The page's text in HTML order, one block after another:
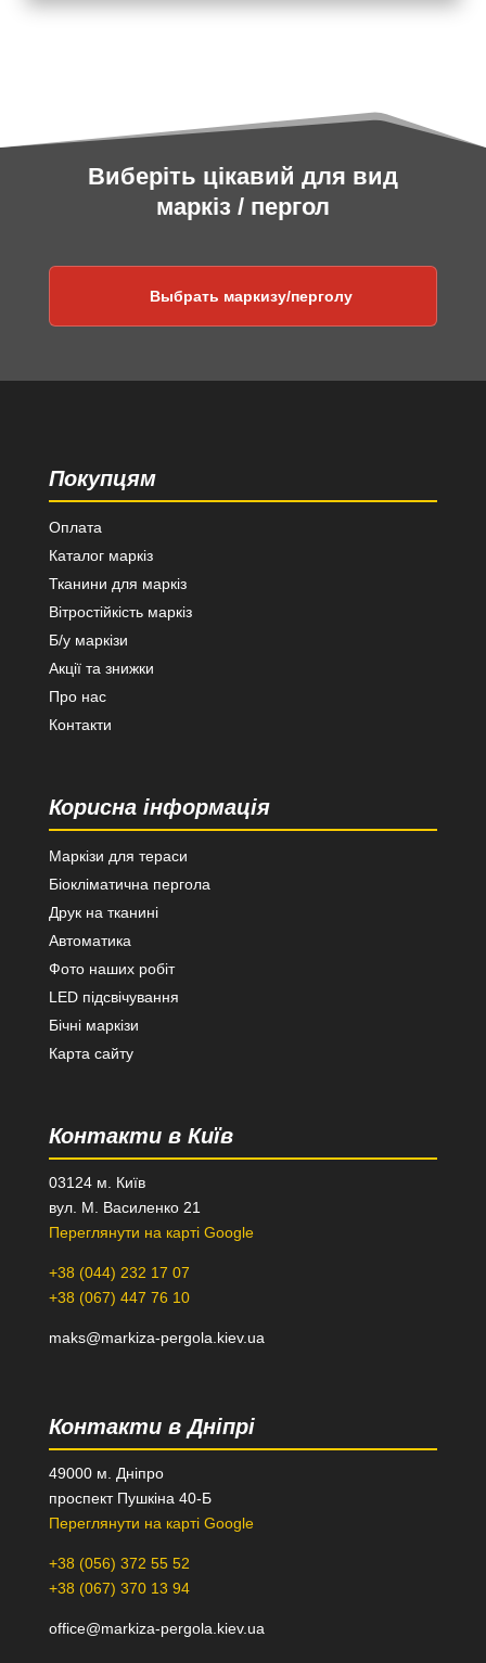
Виберіть цікавий для вид
маркіз / пергол
Выбрать маркизу/перголу
Покупцям
Оплата
Каталог маркіз
Тканини для маркіз
Вітростійкість маркіз
Б/у маркізи
Акції та знижки
Про нас
Контакти
Корисна інформація
Маркізи для тераси
Біокліматична пергола
Друк на тканині
Автоматика
Фото наших робіт
LED підсвічування
Бічні маркізи
Карта сайту
Контакти в Київ
03124 м. Київ
вул. М. Василенко 21
Переглянути на карті Google
+38 (044) 232 17 07
+38 (067) 447 76 10
maks@markiza-pergola.kiev.ua
Контакти в Дніпрі
49000 м. Дніпро
проспект Пушкіна 40-Б
Переглянути на карті Google
+38 (056) 372 55 52
+38 (067) 370 13 94
office@markiza-pergola.kiev.ua